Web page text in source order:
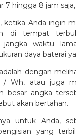
7 hingga 8 jam saja,
ketika Anda ingin
di tempat
jangka waktu
daya baterai
dengan
Wh, atau juga
besar angka
akan bertahan.
untuk Anda,
yang